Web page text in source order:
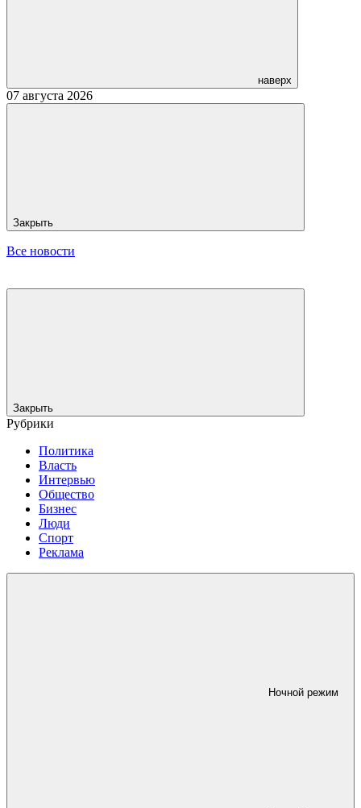
наверх
07 августа 2026
Закрыть
Все новости
Закрыть
Рубрики
Политика
Власть
Интервью
Общество
Бизнес
Люди
Спорт
Реклама
Ночной режим